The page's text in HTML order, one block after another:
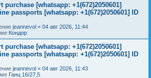
purchase [whatsapp: +1(672)2050601]
passports [whatsapp: +1(672)2050601] ID
jeannevol « 04 авг 2026, 11:44
Кондор
purchase [whatsapp: +1(672)2050601]
passports [whatsapp: +1(672)2050601] ID
jeannevol « 04 авг 2026, 11:43
Ганц 16/27,5